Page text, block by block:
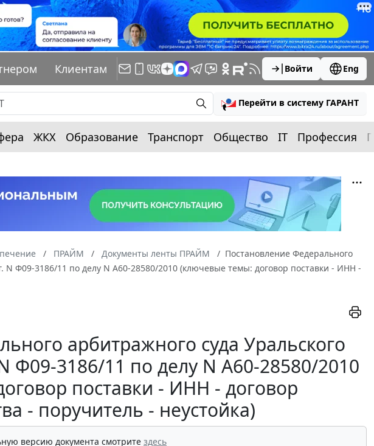
Клиентам Войти Eng
Перейти в систему ГАРАНТ
ЖКХ Образование Транспорт Общество IT Профессия
ПРАЙМ Документы ленты ПРАЙМ
Постановление Федерального
N Ф09-3186/11 по делу N А60-28580/2010 (ключевые темы: договор поставки - ИНН -
арбитражного суда Уральского
Ф09-3186/11 по делу N А60-28580/2010
поставки - ИНН - договор
- поручитель - неустойка)
версию документа смотрите здесь